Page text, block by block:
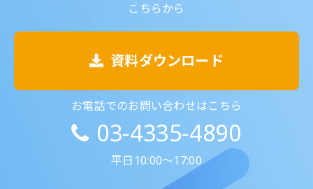
こちらから
資料ダウンロード
お電話でのお問い合わせはこちら
03-4335-4890
平日10:00～17:00